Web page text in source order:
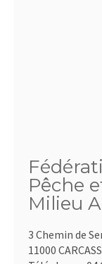
Pêche
Milieu
3 Chemin de
11000